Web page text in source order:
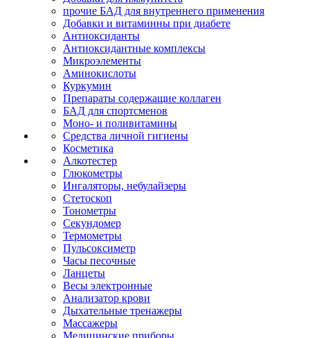
прочие БАД для внутреннего применения
Добавки и витаминны при диабете
Антиоксиданты
Антиоксидантные комплексы
Микроэлементы
Аминокислоты
Куркумин
Препараты содержащие коллаген
БАД для спортсменов
Моно- и поливитамины
Средства личной гигиены
Косметика
Алкотестер
Глюкометры
Ингаляторы, небулайзеры
Стетоскоп
Тонометры
Секундомер
Термометры
Пульсоксиметр
Часы песочные
Ланцеты
Весы электронные
Анализатор крови
Дыхательные тренажеры
Массажеры
Медицинские приборы